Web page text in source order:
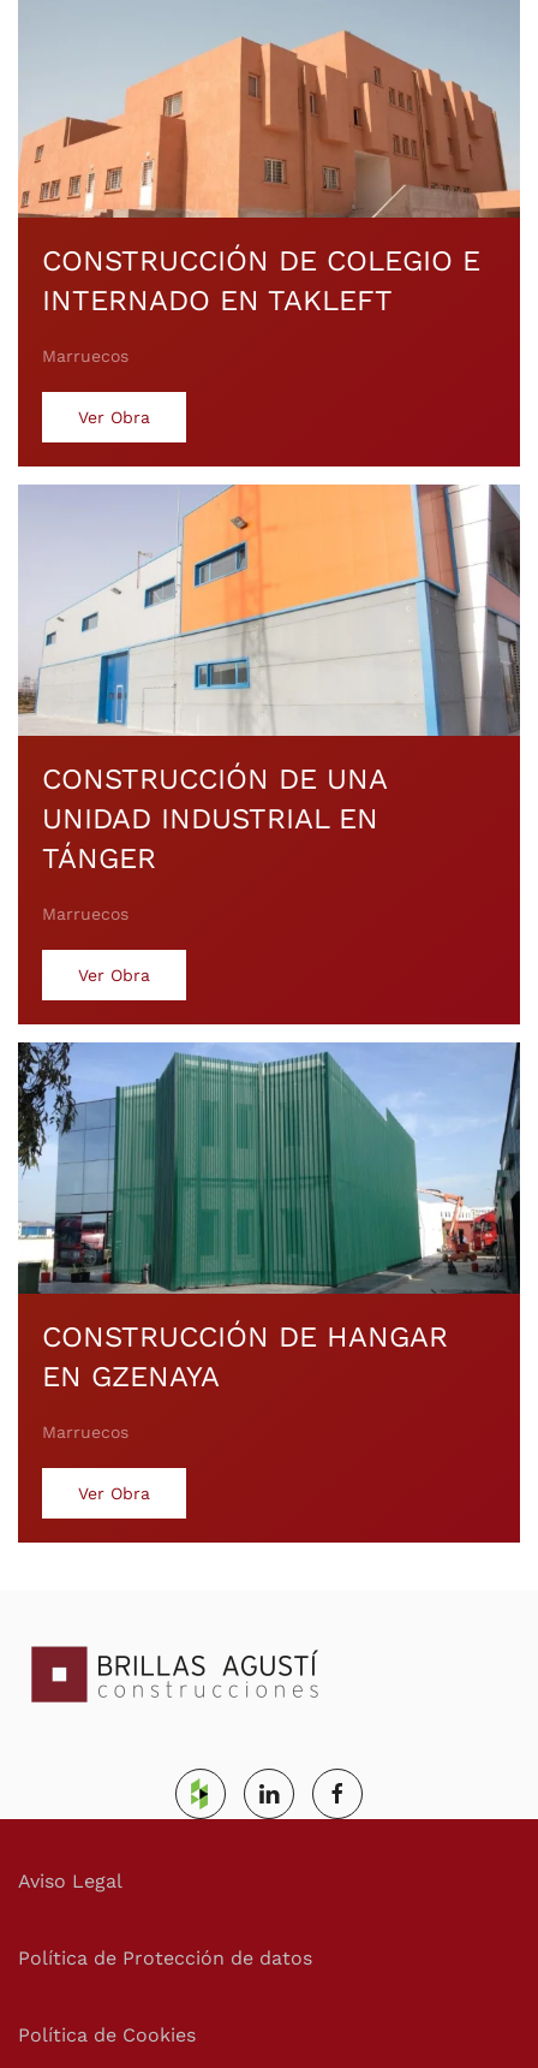
CONSTRUCCIÓN DE COLEGIO E
INTERNADO EN TAKLEFT
Marruecos
Ver Obra
CONSTRUCCIÓN DE UNA
UNIDAD INDUSTRIAL EN
TÁNGER
Marruecos
Ver Obra
CONSTRUCCIÓN DE HANGAR
EN GZENAYA
Marruecos
Ver Obra
Aviso Legal
Política de Protección de datos
Política de Cookies